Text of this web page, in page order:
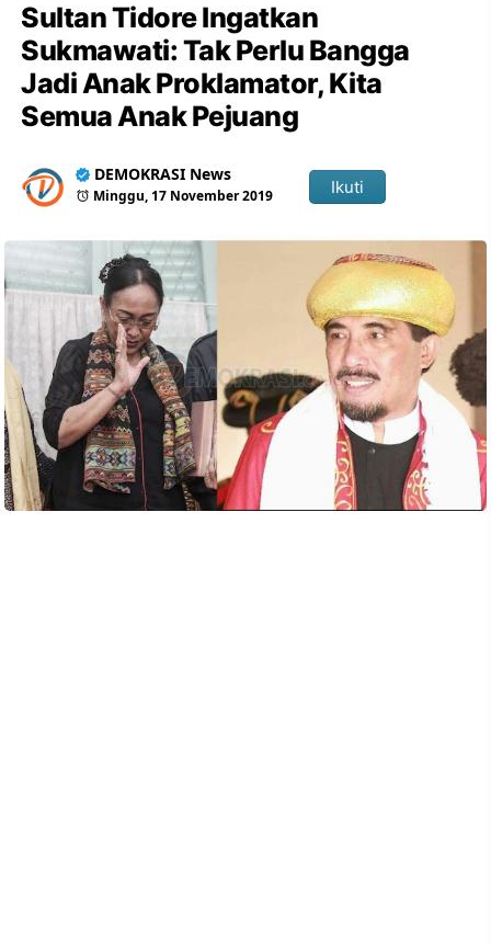
Sultan Tidore Ingatkan
Sukmawati: Tak Perlu Bangga
Jadi Anak Proklamator, Kita
Semua Anak Pejuang
DEMOKRASI News
Minggu, 17 November 2019 Ikuti